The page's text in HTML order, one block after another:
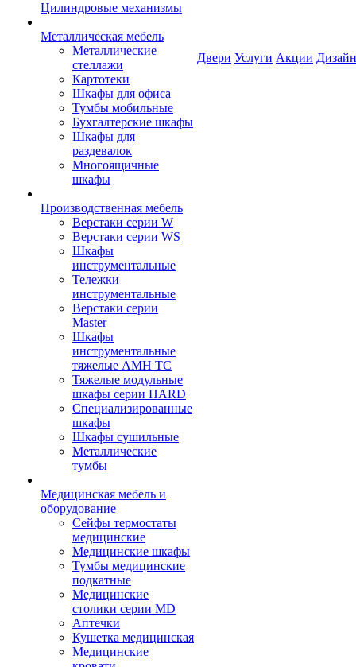
Цилиндровые механизмы
Металлическая мебель
Металлические
стеллажи
Картотеки
Шкафы для офиса
Тумбы мобильные
Бухгалтерские шкафы
Шкафы для
раздевалок
Многоящичные
шкафы
Производственная мебель
Верстаки серии W
Верстаки серии WS
Шкафы
инструментальные
Тележки
инструментальные
Верстаки серии
Master
Шкафы
инструментальные
тяжелые AMH TC
Тяжелые модульные
шкафы серии HARD
Cпециализированные
шкафы
Шкафы сушильные
Металлические
тумбы
Медицинская мебель и
оборудование
Сейфы термостаты
медицинские
Медицинские шкафы
Тумбы медицинские
подкатные
Медицинские
столики серии MD
Аптечки
Кушетка медицинская
Медицинские
Двери Услуги Акции